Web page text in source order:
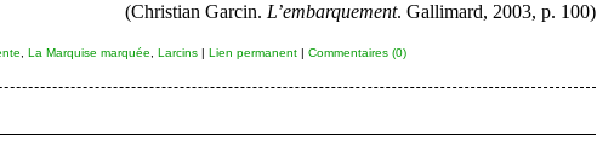
(Christian Garcin. L’embarquement. Gallimard, 2003, p. 100)
La Marquise marquée Larcins| Lien permanent| Commentaires (0)